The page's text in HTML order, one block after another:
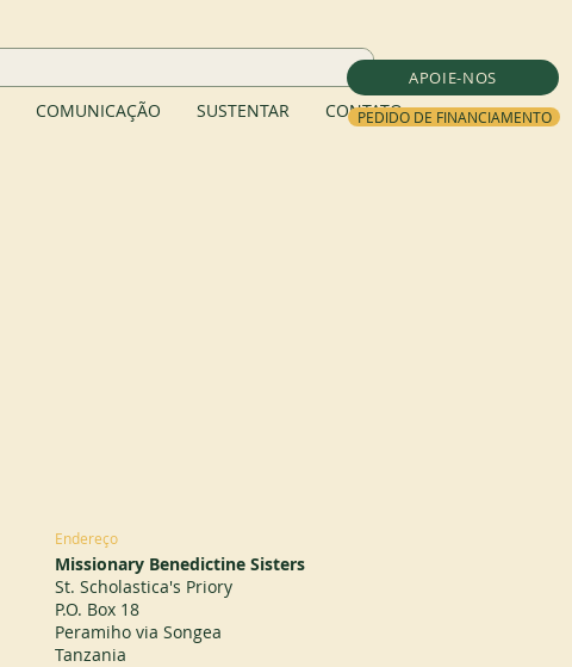
APOIE-NOS
PEDIDO DE FINANCIAMENTO
COMUNICAÇÃO SUSTENTAR CONTATO
Endereço
Missionary Benedictine Sisters
St. Scholastica's Priory
P.O. Box 18
Peramiho via Songea
Tanzania